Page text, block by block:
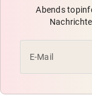
Abends
E-Mail